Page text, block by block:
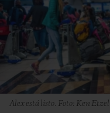
Alex está listo. Foto: Ken Etzel